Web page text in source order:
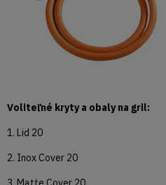
Voliteľné kryty a obaly na gril:
1. Lid 20
2. Inox Cover 20